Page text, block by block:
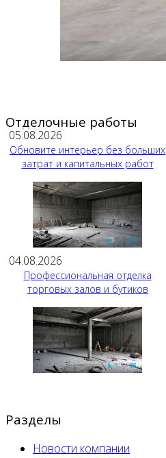
Отделочные работы
05.08.2026
Обновите интерьер без больших
затрат и капитальных работ
04.08.2026
Профессиональная отделка
торговых залов и бутиков
Разделы
Новости компании